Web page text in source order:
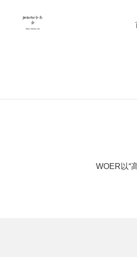
WOER以“高